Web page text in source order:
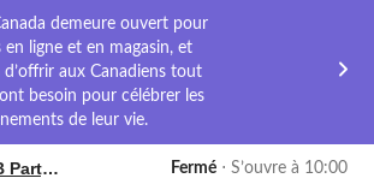
demeure ouvert pour
en ligne et en magasin, et
aux Canadiens tout
besoin pour célébrer les
de leur vie.
City Fermé ⋅ S’ouvre à 10:00